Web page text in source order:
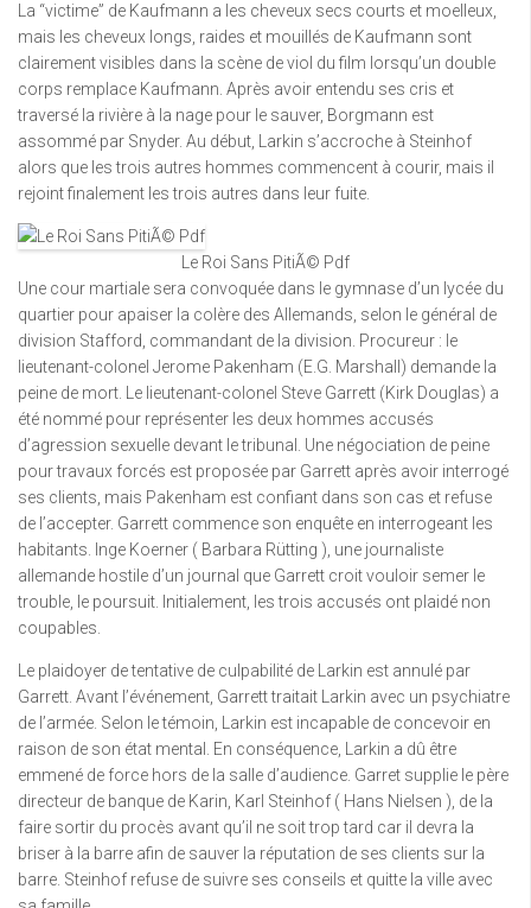
La “victime” de Kaufmann a les cheveux secs courts et moelleux,
mais les cheveux longs, raides et mouillés de Kaufmann sont
clairement visibles dans la scène de viol du film lorsqu’un double
corps remplace Kaufmann. Après avoir entendu ses cris et
traversé la rivière à la nage pour le sauver, Borgmann est
assommé par Snyder. Au début, Larkin s’accroche à Steinhof
alors que les trois autres hommes commencent à courir, mais il
rejoint finalement les trois autres dans leur fuite.
Le Roi Sans PitiÃ© Pdf
Une cour martiale sera convoquée dans le gymnase d’un lycée du
quartier pour apaiser la colère des Allemands, selon le général de
division Stafford, commandant de la division. Procureur : le
lieutenant-colonel Jerome Pakenham (E.G. Marshall) demande la
peine de mort. Le lieutenant-colonel Steve Garrett (Kirk Douglas) a
été nommé pour représenter les deux hommes accusés
d’agression sexuelle devant le tribunal. Une négociation de peine
pour travaux forcés est proposée par Garrett après avoir interrogé
ses clients, mais Pakenham est confiant dans son cas et refuse
de l’accepter. Garrett commence son enquête en interrogeant les
habitants. Inge Koerner ( Barbara Rütting ), une journaliste
allemande hostile d’un journal que Garrett croit vouloir semer le
trouble, le poursuit. Initialement, les trois accusés ont plaidé non
coupables.
Le plaidoyer de tentative de culpabilité de Larkin est annulé par
Garrett. Avant l’événement, Garrett traitait Larkin avec un psychiatre
de l’armée. Selon le témoin, Larkin est incapable de concevoir en
raison de son état mental. En conséquence, Larkin a dû être
emmené de force hors de la salle d’audience. Garret supplie le père
directeur de banque de Karin, Karl Steinhof ( Hans Nielsen ), de la
faire sortir du procès avant qu’il ne soit trop tard car il devra la
briser à la barre afin de sauver la réputation de ses clients sur la
barre. Steinhof refuse de suivre ses conseils et quitte la ville avec